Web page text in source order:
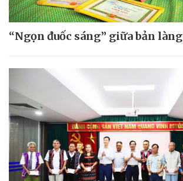
“Ngọn đuốc sáng” giữa bản làng